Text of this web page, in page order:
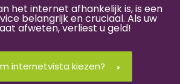
het internet afhankelijk is, is een
belangrijk en cruciaal. Als uw
afweten, verliest u geld!
internetvista kiezen?